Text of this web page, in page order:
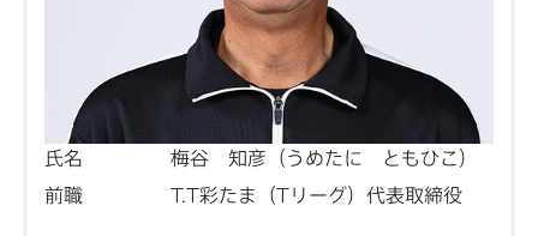
氏名
梅谷 知彦（うめたに ともひこ）
前職
T.T彩たま（Tリーグ）代表取締役